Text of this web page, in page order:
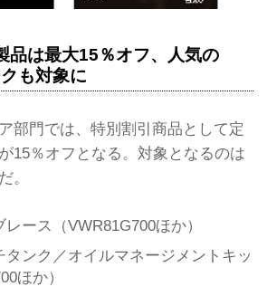
品は最大15％オフ、人気の
も対象に
部門では、特別割引商品として定
15％オフとなる。対象となるのは
。
ース（VWR81G700ほか）
タンク／オイルマネージメントキッ
ほか）